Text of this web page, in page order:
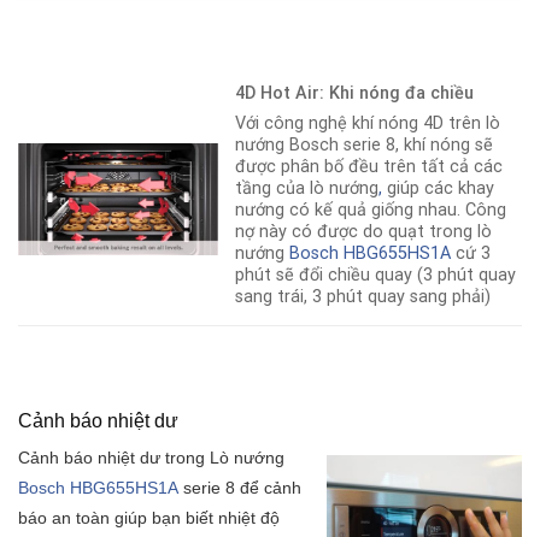
4D Hot Air: Khi nóng đa chiều
Với công nghệ khí nóng 4D trên lò
nướng Bosch serie 8, khí nóng sẽ
được phân bố đều trên tất cả các
tầng của lò nướng, giúp các khay
nướng có kế quả giống nhau. Công
nợ này có được do quạt trong lò
nướng Bosch HBG655HS1A cứ 3
phút sẽ đổi chiều quay (3 phút quay
sang trái, 3 phút quay sang phải)
Cảnh báo nhiệt dư
Cảnh báo nhiệt dư trong Lò nướng
Bosch HBG655HS1Aserie 8 để cảnh
báo an toàn giúp bạn biết nhiệt độ